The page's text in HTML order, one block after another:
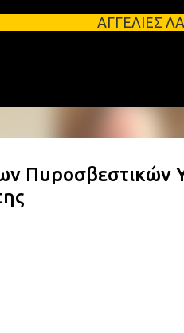
Μετάβαση στο
ΑΓΓΕΛΙΕΣ ΛΑΚΩΝΙΑΣ
Πυροσβεστικών